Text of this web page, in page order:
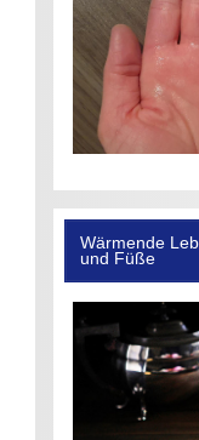
Wärmende
und Füße